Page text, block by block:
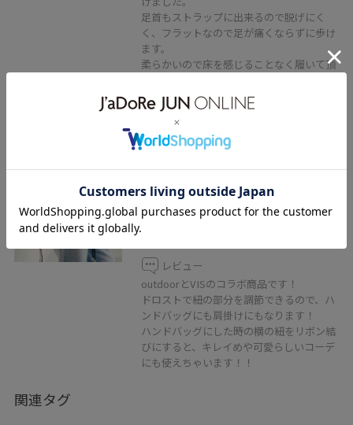
足首もストラップに出来るので脱げにく
く、フラットなので足が痛くならずに歩け
ます。
柔らかいので床を感じることなく履いて頂
VIS
ショルダーバッグ
ブラック系 / F
レビュー
outdoorとVISのコラボ商品です！
ドロストで紐の部分を調節できるので、ハ
ンドバッグにも肩掛けにもなります！
ハンドバッグにした時の横の紐をリボン結
びにすると、キレイめや可愛らしいコーデ
にも使えちゃいます！！
関連タグ